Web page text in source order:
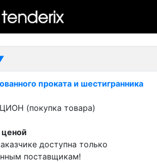
лот
проката и шестигранника
(покупка товара)
доступна только
поставщикам!